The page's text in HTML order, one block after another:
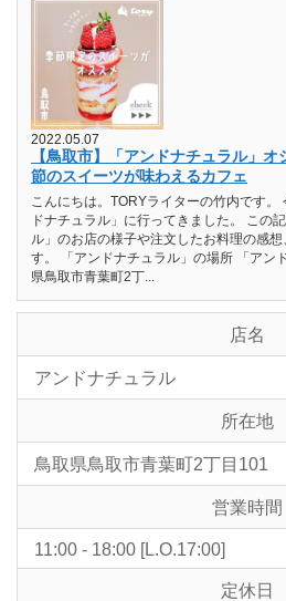
2022.05.07
【鳥取市】「アンドナチュラル」
節のスイーツが味わえるカフェ
こんにちは。TORYライターの竹内です。
ドナチュラル」に行ってきました。 この
ル」のお店の様子や注文したお料理の感
す。 「アンドナチュラル」の場所 「アン
県鳥取市青葉町2丁...
店名
アンドナチュラル
所在地
鳥取県鳥取市青葉町2丁目101
営業時間
11:00 - 18:00 [L.O.17:00]
定休日